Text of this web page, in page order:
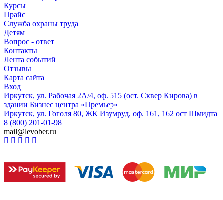
Курсы
Прайс
Служба охраны труда
Детям
Вопрос - ответ
Контакты
Лента событий
Отзывы
Карта сайта
Вход
Иркутск, ул. Рабочая 2А/4, оф. 515 (ост. Сквер Кирова) в
здании Бизнес центра «Премьер»
Иркутск, ул. Гоголя 80, ЖК Изумруд, оф. 161, 162 ост Шмидта
8 (800) 201-01-98
mail@levober.ru